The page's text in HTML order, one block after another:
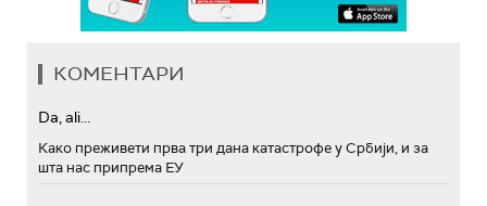
КОМЕНТАРИ
Da, ali...
Како преживети прва три дана катастрофе у Србији, и за
шта нас припрема ЕУ